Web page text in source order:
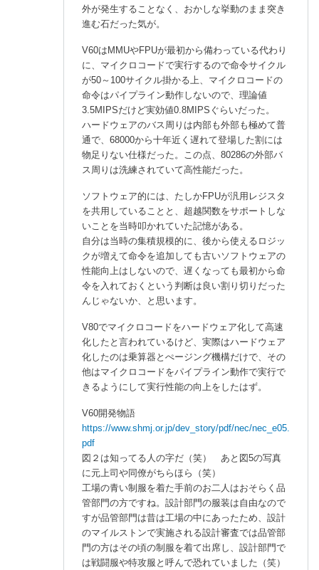
外が発生することなく、おかしな挙動のまま突き
進む石だった気が。
V60はMMUやFPUが最初から備わっている代わり
に、マイクロコードで実行するので命令サイクル
が50～100サイクル掛かる上、マイクロコードの
命令はパイプライン動作しないので、理論値
3.5MIPSだけど実効値0.8MIPSぐらいだった。
ハードウェアのバス周りは内部も外部も極めて普
通で、68000から十年近く遅れて登場した割には
物足りない仕様だった。この点、80286の外部バ
ス周りは洗練されていて高性能だった。
ソフトウェア的には、たしかFPUが汎用レジスタ
を共用していることと、超越関数をサポートしな
いことを当時叩かれていた記憶がある。
自分は当時の集積規模的に、後から使えるロジッ
クが増えて命令を追加しても古いソフトウェアの
性能向上はしないので、遅くなっても最初から命
令を入れておくという判断は良い割り切りだった
んじゃないか、と思います。
V80でマイクロコードをハードウェア化して高速
化したと言われているけど、実際はハードウェア
化したのは乗算器とぺージング機構だけで、その
他はマイクロコードをパイプライン動作で実行で
きるようにして実行性能の向上をしたはず。
V60開発物語
https://www.shmj.or.jp/dev_story/pdf/nec/nec_e05.
pdf
図２は知ってる人の字だ（笑） あと図5の写真
に元上司や同僚がちらほら（笑）
工場の青い制服を着た手前のお二人はおそらく品
管部門の方ですね。設計部門の服装は自由なので
すが品管部門は昔は工場の中にあったため、設計
のマイルストンで実施される設計審査では品管部
門の方はその頃の制服を着て出席し、設計部門で
は戦闘服や特攻服と呼んで恐れていました（笑）